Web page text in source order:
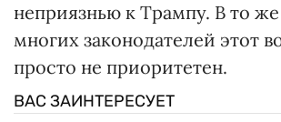
неприязнью к Трампу. В то
многих законодателей этот
просто не приоритетен.
ВАС ЗАИНТЕРЕСУЕТ